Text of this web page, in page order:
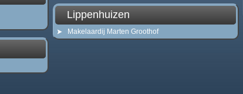
Lippenhuizen
Makelaardij Marten Groothof